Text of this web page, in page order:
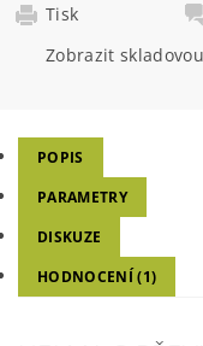
Tisk
Zobrazit
POPIS
PARAMETRY
DISKUZE
HODNOCENÍ (1)